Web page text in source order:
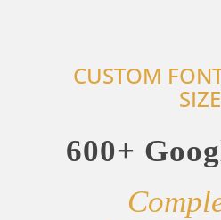
CUSTOM
SIZE
600+